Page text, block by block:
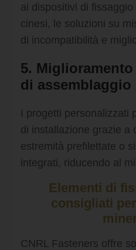
ai dispositivi di
cinesi, le soluzioni su
di incompatibilità e
5.
di assemblaggio
I progetti personalizzati
di installazione grazie a
estremità prefilettate o
integrati, riducendo al
Elementi di
consigliati
CNRL Fasteners offre